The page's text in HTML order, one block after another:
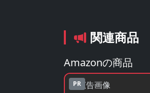
関連商品
Amazonの商品
PR